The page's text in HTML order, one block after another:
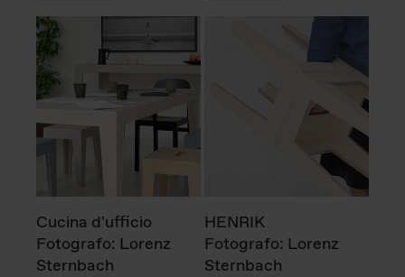
Cucina d'ufficio
Fotografo: Lorenz
Sternbach
HENRIK
Fotografo: Lorenz
Sternbach